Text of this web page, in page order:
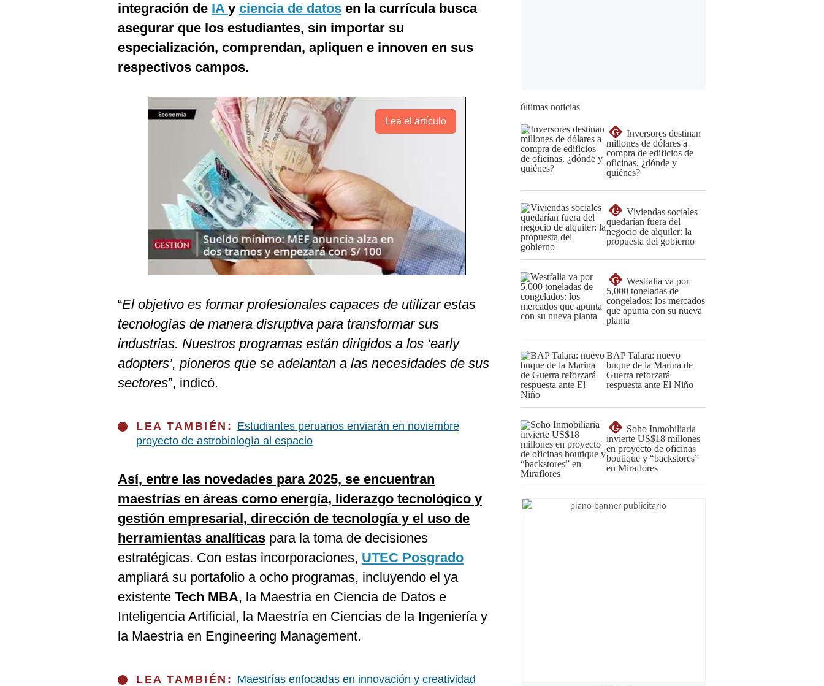
integración de IA y ciencia de datos en la currícula busca
asegurar que los estudiantes, sin importar su
especialización, comprendan, apliquen e innoven en sus
respectivos campos.
Lea el artículo
“El objetivo es formar profesionales capaces de utilizar estas
tecnologías de manera disruptiva para transformar sus
industrias. Nuestros programas están dirigidos a los ‘early
adopters’, pioneros que se adelantan a las necesidades de sus
sectores”, indicó.
LEA TAMBIÉN: Estudiantes peruanos enviarán en noviembre
proyecto de astrobiología al espacio
Así, entre las novedades para 2025, se encuentran
maestrías en áreas como energía, liderazgo tecnológico y
gestión empresarial, dirección de tecnología y el uso de
herramientas analíticas para la toma de decisiones
estratégicas. Con estas incorporaciones, UTEC Posgrado
ampliará su portafolio a ocho programas, incluyendo el ya
existente Tech MBA, la Maestría en Ciencia de Datos e
Inteligencia Artificial, la Maestría en Ciencias de la Ingeniería y
la Maestría en Engineering Management.
LEA TAMBIÉN: Maestrías enfocadas en innovación y creatividad
últimas noticias
G
Inversores destinan
millones de dólares a
compra de edificios de
oficinas, ¿dónde y
quiénes?
G
Viviendas sociales
quedarían fuera del
negocio de alquiler: la
propuesta del gobierno
G
Westfalia va por
5,000 toneladas de
congelados: los mercados
que apunta con su nueva
planta
BAP Talara: nuevo
buque de la Marina de
Guerra reforzará
respuesta ante El Niño
G
Soho Inmobiliaria
invierte US$18 millones
en proyecto de oficinas
boutique y “backstores”
en Miraflores